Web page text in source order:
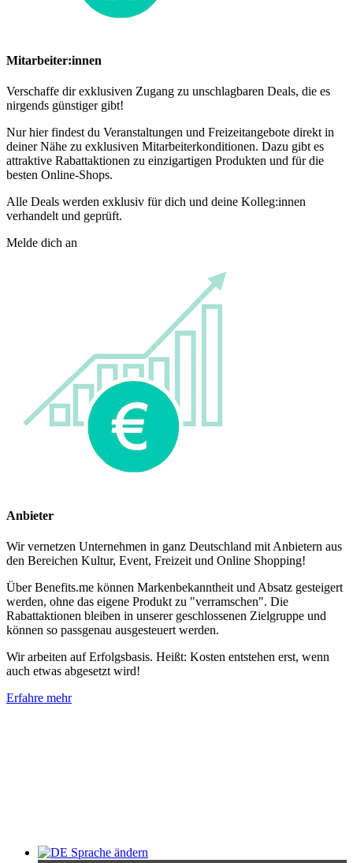
Mitarbeiter:innen
Verschaffe dir exklusiven Zugang zu unschlagbaren Deals, die es
nirgends günstiger gibt!
Nur hier findest du Veranstaltungen und Freizeitangebote direkt in
deiner Nähe zu exklusiven Mitarbeiterkonditionen. Dazu gibt es
attraktive Rabattaktionen zu einzigartigen Produkten und für die
besten Online-Shops.
Alle Deals werden exklusiv für dich und deine Kolleg:innen
verhandelt und geprüft.
Melde dich an
Anbieter
Wir vernetzen Unternehmen in ganz Deutschland mit Anbietern aus
den Bereichen Kultur, Event, Freizeit und Online Shopping!
Über Benefits.me können Markenbekanntheit und Absatz gesteigert
werden, ohne das eigene Produkt zu "verramschen". Die
Rabattaktionen bleiben in unserer geschlossenen Zielgruppe und
können so passgenau ausgesteuert werden.
Wir arbeiten auf Erfolgsbasis. Heißt: Kosten entstehen erst, wenn
auch etwas abgesetzt wird!
Erfahre mehr
Sprache ändern